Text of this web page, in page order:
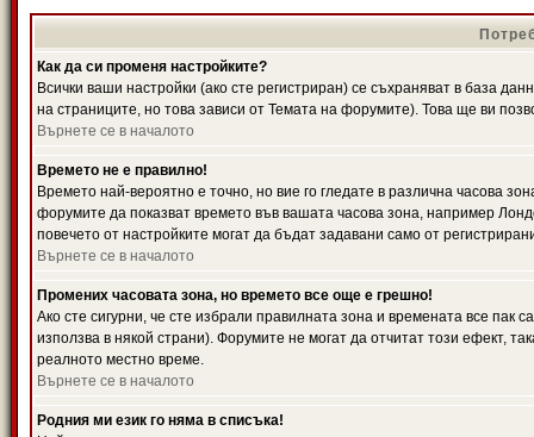
Как да си променя настройките?
Всички ваши настройки (ако сте регистриран) се съхраняват в база
на страниците, но това зависи от Темата на форумите). Това ще ви
Върнете се в началото
Времето не е правилно!
Времето най-вероятно е точно, но вие го гледате в различна часова
форумите да показват времето във вашата часова зона, например
повечето от настройките могат да бъдат задавани само от
Върнете се в началото
Промених часовата зона, но времето все още е грешно!
Ако сте сигурни, че сте избрали правилната зона и времената все
използва в някой страни). Форумите не могат да отчитат този ефект,
реалното местно време.
Върнете се в началото
Родния ми език го няма в списъка!